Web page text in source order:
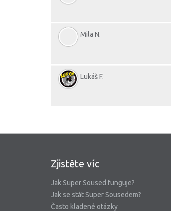
Mila N.
Lukáš F.
Zjistěte víc
Jak Super Soused funguje?
Jak se stát Super Sousedem?
Často kladené otázky